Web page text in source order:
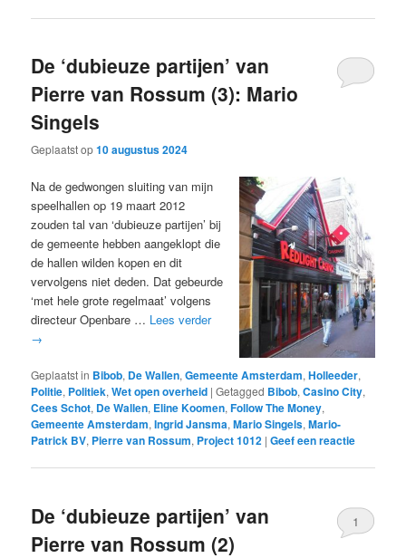
De ‘dubieuze partijen’ van
Pierre van Rossum (3): Mario
Singels
Geplaatst op10 augustus 2024
Na de gedwongen sluiting van mijn
speelhallen op 19 maart 2012
zouden tal van ‘dubieuze partijen’ bij
de gemeente hebben aangeklopt die
de hallen wilden kopen en dit
vervolgens niet deden. Dat gebeurde
‘met hele grote regelmaat’ volgens
directeur Openbare … Lees verder
→
Geplaatst in Bibob, De Wallen,Gemeente Amsterdam,Holleeder,
Politie, Politiek,Wet open overheid |Getagged Bibob,Casino City,
Cees Schot, De Wallen, Eline Koomen,Follow The Money,
Gemeente Amsterdam,Ingrid Jansma,Mario Singels,Mario-
Patrick BV, Pierre van Rossum, Project 1012 |Geef een reactie
De ‘dubieuze partijen’ van
Pierre van Rossum (2)
1